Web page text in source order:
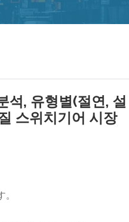
석, 유형별(절연, 설
스위치기어 시장